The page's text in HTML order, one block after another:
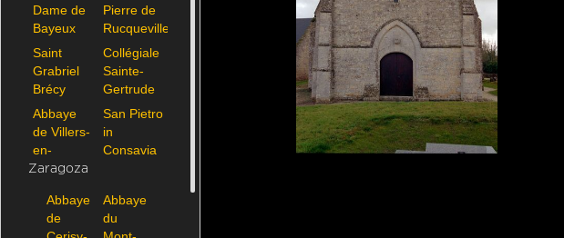
Dame de
Bayeux
Pierre de
Rucqueville
Saint
Grabriel
Brécy
Collégiale
Sainte-
Gertrude
de
Nivelles
Abbaye
de Villers-
en-
Brabant
San Pietro
in
Consavia
Zaragoza
Abbaye
de
Abbaye
du